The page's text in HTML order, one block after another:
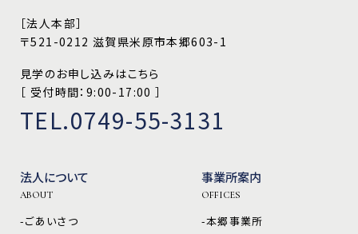
［法人本部］
〒521-0212 滋賀県米原市本郷603-1
見学のお申し込みはこちら
［ 受付時間：9:00-17:00 ］
TEL.0749-55-3131
法人について
ABOUT
-ごあいさつ
事業所案内
OFFICES
-本郷事業所